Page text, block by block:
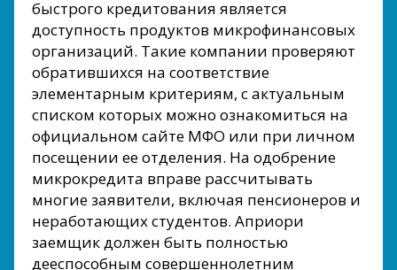
быстрого кредитования является
доступность продуктов микрофинансовых
организаций. Такие компании проверяют
обратившихся на соответствие
элементарным критериям, с актуальным
списком которых можно ознакомиться на
официальном сайте МФО или при личном
посещении ее отделения. На одобрение
микрокредита вправе рассчитывать
многие заявители, включая пенсионеров и
неработающих студентов. Априори
заемщик должен быть полностью
дееспособным совершеннолетним